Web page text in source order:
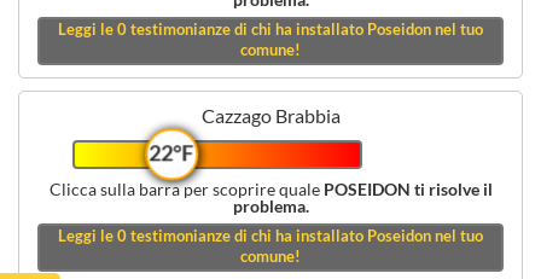
Leggi le0testimonianze di chi ha installato Poseidon nel tuo
comune!
Cazzago Brabbia
22°F
Clicca sulla barra per scoprire quale POSEIDON ti risolve il
problema.
Leggi le0testimonianze di chi ha installato Poseidon nel tuo
comune!